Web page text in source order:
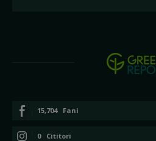
15,704 Fani
0 Cititori